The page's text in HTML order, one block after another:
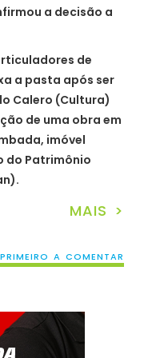
a decisão a
de
a pasta após ser
Calero (Cultura)
de uma obra em
imóvel
do Patrimônio
MAIS >
A COMENTAR